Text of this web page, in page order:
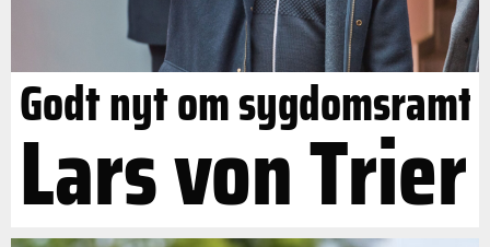
Godt nyt om sygdomsramt
Lars von Trier